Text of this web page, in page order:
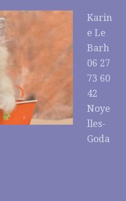
Karin
e Le
Barh
06 27
73 60
42
Noye
lles-
Goda